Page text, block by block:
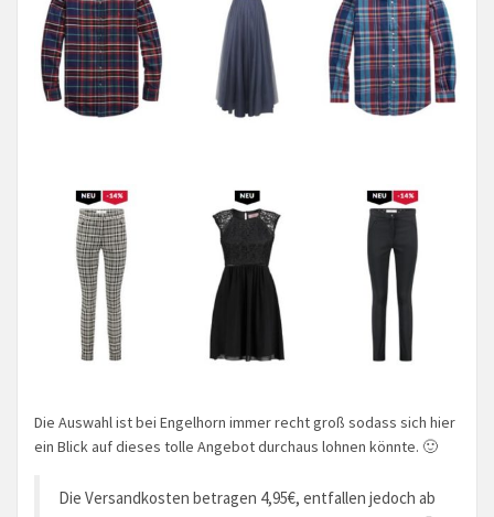
Die Auswahl ist bei Engelhorn immer recht groß sodass sich hier
ein Blick auf dieses tolle Angebot durchaus lohnen könnte. 🙂
Die Versandkosten betragen 4,95€, entfallen jedoch ab